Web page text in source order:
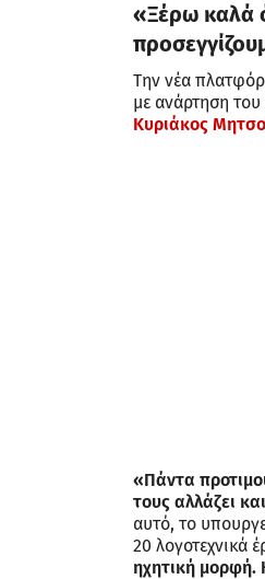
«Ξέρω καλά
Την νέα
με ανάρτηση
Κυριάκος
«Πάντα
τους αλλάζει
αυτό, το
20 λογοτεχνικά
ηχητική μορφή.